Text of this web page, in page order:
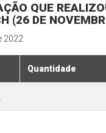
QUE
(26 DE
2022
Quantidade